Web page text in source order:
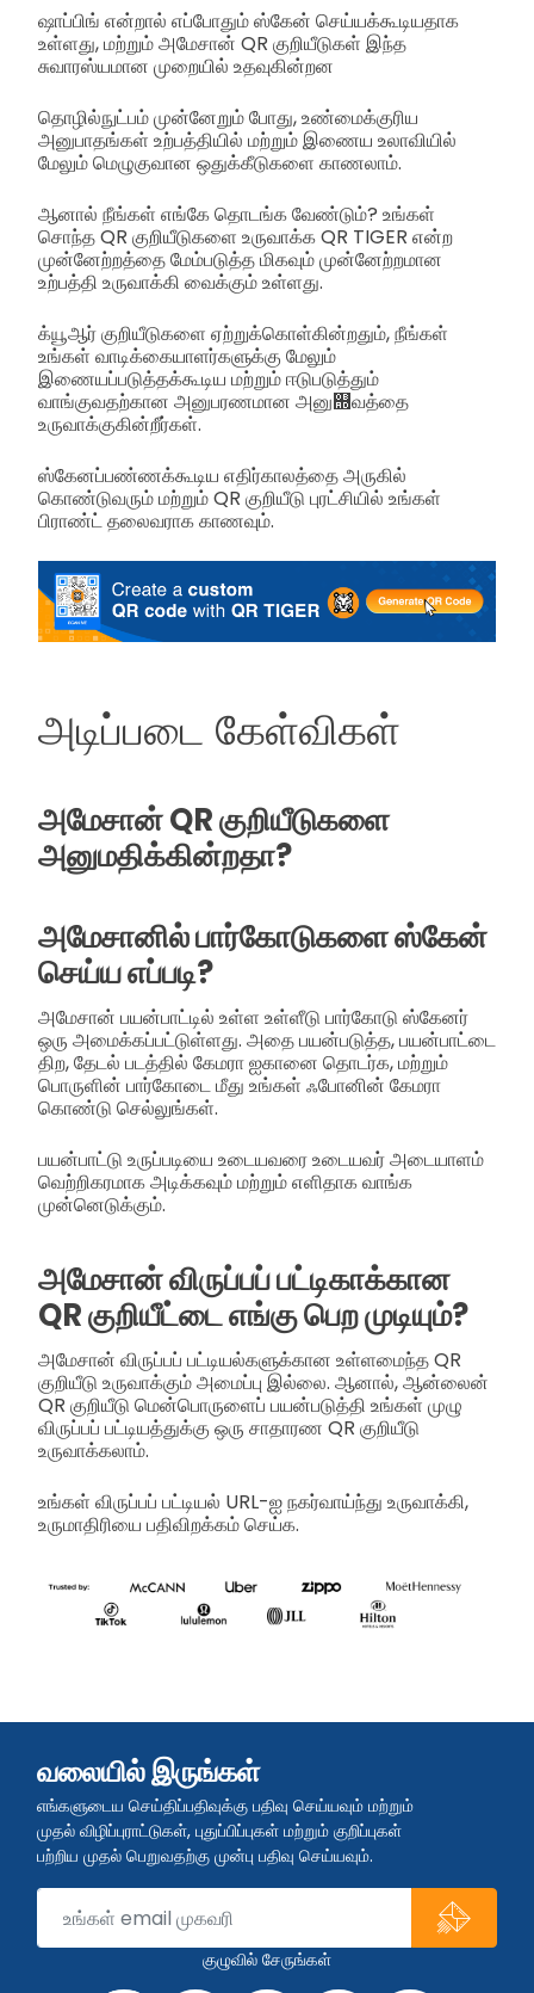
ஷாப்பிங் என்றால் எப்போதும் ஸ்கேன் செய்யக்கூடியதாக
உள்ளது, மற்றும் அமேசான் QR குறியீடுகள் இந்த
சுவாரஸ்யமான முறையில் உதவுகின்றன
தொழில்நுட்பம் முன்னேறும் போது, உண்மைக்குரிய
அனுபாதங்கள் உற்பத்தியில் மற்றும் இணைய உலாவியில்
மேலும் மெழுகுவான ஒதுக்கீடுகளை காணலாம்.
ஆனால் நீங்கள் எங்கே தொடங்க வேண்டும்? உங்கள்
சொந்த QR குறியீடுகளை உருவாக்க QR TIGER என்ற
முன்னேற்றத்தை மேம்படுத்த மிகவும் முன்னேற்றமான
உற்பத்தி உருவாக்கி வைக்கும் உள்ளது.
க்யூஆர் குறியீடுகளை ஏற்றுக்கொள்கின்றதும், நீங்கள்
உங்கள் வாடிக்கையாளர்களுக்கு மேலும்
இணையப்படுத்தக்கூடிய மற்றும் ஈடுபடுத்தும்
வாங்குவதற்கான அனுபரணமான அனு஭வத்தை
உருவாக்குகின்றீர்கள்.
ஸ்கேனப்பண்ணக்கூடிய எதிர்காலத்தை அருகில்
கொண்டுவரும் மற்றும் QR குறியீடு புரட்சியில் உங்கள்
பிராண்ட் தலைவராக காணவும்.
அடிப்படை கேள்விகள்
அமேசான் QR குறியீடுகளை
அனுமதிக்கின்றதா?
அமேசானில் பார்கோடுகளை ஸ்கேன்
செய்ய எப்படி?
அமேசான் பயன்பாட்டில் உள்ள உள்ளீடு பார்கோடு ஸ்கேனர்
ஒரு அமைக்கப்பட்டுள்ளது. அதை பயன்படுத்த, பயன்பாட்டை
திற, தேடல் படத்தில் கேமரா ஐகானை தொடர்க, மற்றும்
பொருளின் பார்கோடை மீது உங்கள் ஃபோனின் கேமரா
கொண்டு செல்லுங்கள்.
பயன்பாட்டு உருப்படியை உடையவரை உடையவர் அடையாளம்
வெற்றிகரமாக அடிக்கவும் மற்றும் எளிதாக வாங்க
முன்னெடுக்கும்.
அமேசான் விருப்பப் பட்டிகாக்கான
QR குறியீட்டை எங்கு பெற முடியும்?
அமேசான் விருப்பப் பட்டியல்களுக்கான உள்ளமைந்த QR
குறியீடு உருவாக்கும் அமைப்பு இல்லை. ஆனால், ஆன்லைன்
QR குறியீடு மென்பொருளைப் பயன்படுத்தி உங்கள் முழு
விருப்பப் பட்டியத்துக்கு ஒரு சாதாரண QR குறியீடு
உருவாக்கலாம்.
உங்கள் விருப்பப் பட்டியல் URL-ஐ நகர்வாய்ந்து உருவாக்கி,
உருமாதிரியை பதிவிறக்கம் செய்க.
வலையில் இருங்கள்
எங்களுடைய செய்திப்பதிவுக்கு பதிவு செய்யவும் மற்றும்
முதல் விழிப்புராட்டுகள், புதுப்பிப்புகள் மற்றும் குறிப்புகள்
பற்றிய முதல் பெறுவதற்கு முன்பு பதிவு செய்யவும்.
குழுவில் சேருங்கள்